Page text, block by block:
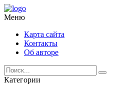
Меню
Карта сайта
Контакты
Об авторе
Категории